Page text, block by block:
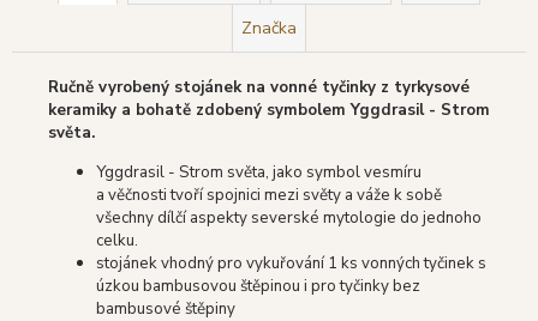
Značka
Ručně vyrobený stojánek na vonné tyčinky z tyrkysové
keramiky a bohatě zdobený symbolem Yggdrasil - Strom
světa.
Yggdrasil - Strom světa, jako symbol vesmíru
a věčnosti tvoří spojnici mezi světy a váže k sobě
všechny dílčí aspekty severské mytologie do jednoho
celku.
stojánek vhodný pro vykuřování 1 ks vonných tyčinek s
úzkou bambusovou štěpinou i pro tyčinky bez
bambusové štěpiny